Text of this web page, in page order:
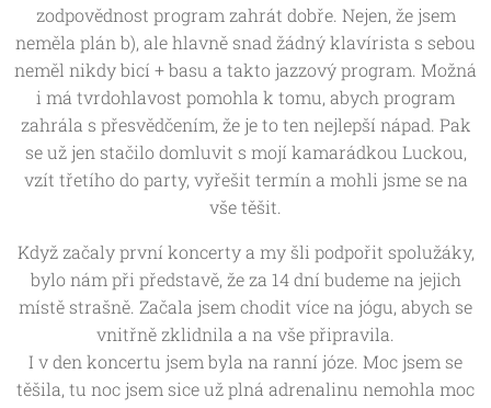
zodpovědnost program zahrát dobře. Nejen, že jsem
neměla plán b), ale hlavně snad žádný klavírista s sebou
neměl nikdy bicí + basu a takto jazzový program. Možná
i má tvrdohlavost pomohla k tomu, abych program
zahrála s přesvědčením, že je to ten nejlepší nápad. Pak
se už jen stačilo domluvit s mojí kamarádkou Luckou,
vzít třetího do party, vyřešit termín a mohli jsme se na
vše těšit.
Když začaly první koncerty a my šli podpořit spolužáky,
bylo nám při představě, že za 14 dní budeme na jejich
místě strašně. Začala jsem chodit více na jógu, abych se
vnitřně zklidnila a na vše připravila.
I v den koncertu jsem byla na ranní józe. Moc jsem se
těšila, tu noc jsem sice už plná adrenalinu nemohla moc